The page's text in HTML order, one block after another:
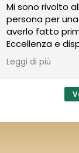
Mi sono rivolto
persona per una
averlo fatto prima
Eccellenza e
Nord mai scontati .
Leggi di più